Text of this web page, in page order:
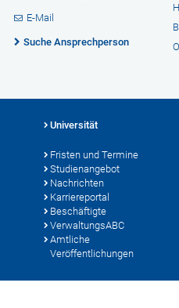
E-Mail
Suche Ansprechperson
Universität
Fristen und Termine
Studienangebot
Nachrichten
Karriereportal
Beschäftigte
VerwaltungsABC
Amtliche
Veröffentlichungen